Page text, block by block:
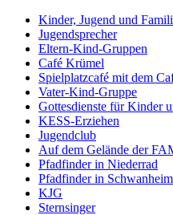
Kinder, Jugend und
Jugendsprecher
Eltern-Kind-Gruppen
Café Krümel
Spielplatzcafé mit dem
Vater-Kind-Gruppe
Gottesdienste für Kinder
KESS-Erziehen
Jugendclub
Auf dem Gelände der
Pfadfinder in Niederrad
Pfadfinder in Schwanheim
KJG
Sternsinger